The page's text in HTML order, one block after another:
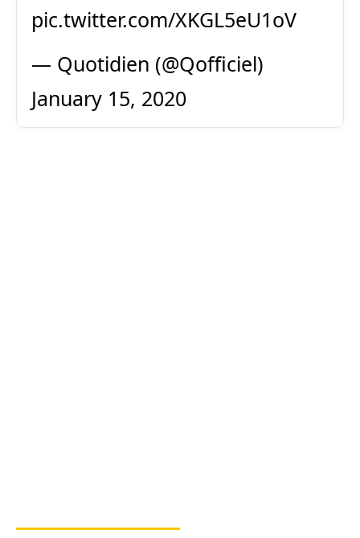
pic.twitter.com/XKGL5eU1oV
— Quotidien (@Qofficiel)
January 15, 2020